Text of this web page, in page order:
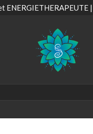
ENERGIETHERAPEUTE |